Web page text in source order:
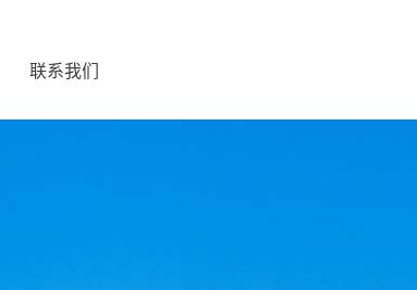
联系我们